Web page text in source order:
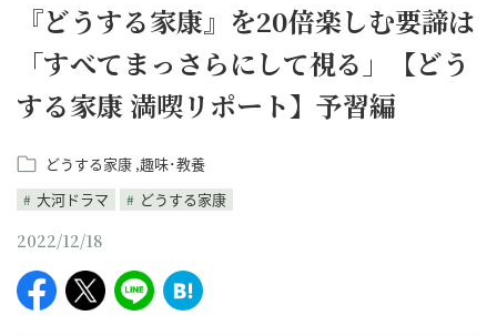
『どうする家康』を20倍楽しむ要諦は
「すべてまっさらにして視る」【どう
する家康 満喫リポート】予習編
どうする家康 趣味･教養
大河ドラマ
どうする家康
2022/12/18